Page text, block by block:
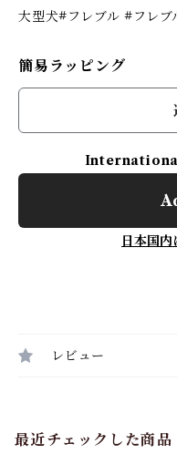
大型犬#フレブル #フレ
簡易ラッピング
日本国
レビュー
最近チェックした商品